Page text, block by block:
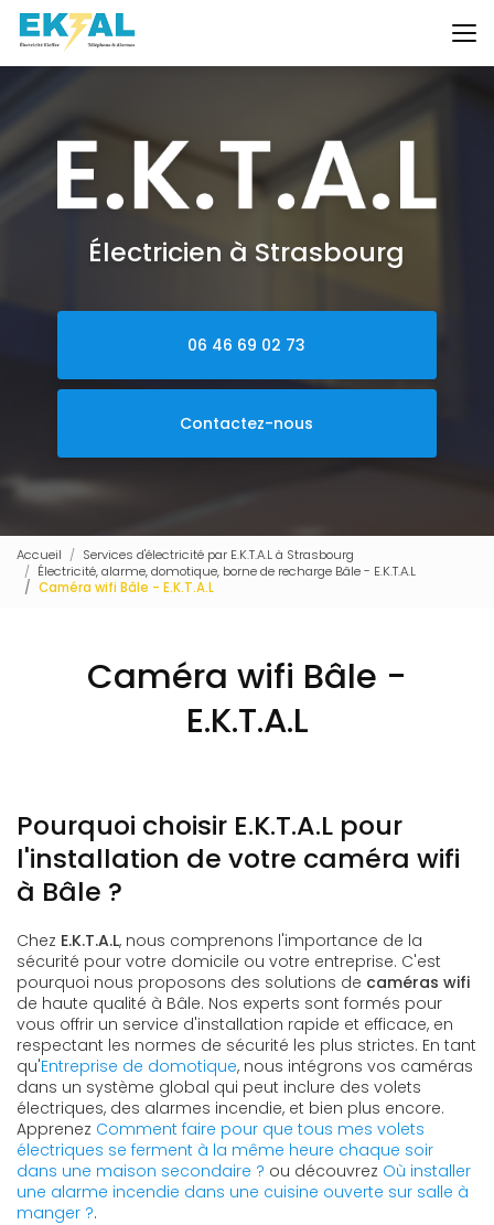
Aller
au
contenu
principal
Électricien à Strasbourg
06 46 69 02 73
Contactez-nous
Accueil
Services d'électricité par E.K.T.A.L à Strasbourg
Électricité, alarme, domotique, borne de recharge Bâle - E.K.T.A.L
Caméra wifi Bâle - E.K.T.A.L
Caméra wifi Bâle -
E.K.T.A.L
Pourquoi choisir E.K.T.A.L pour
l'installation de votre caméra wifi
à Bâle ?
Chez E.K.T.A.L, nous comprenons l'importance de la
sécurité pour votre domicile ou votre entreprise. C'est
pourquoi nous proposons des solutions de caméras wifi
de haute qualité à Bâle. Nos experts sont formés pour
vous offrir un service d'installation rapide et efficace, en
respectant les normes de sécurité les plus strictes. En tant
qu'Entreprise de domotique, nous intégrons vos caméras
dans un système global qui peut inclure des volets
électriques, des alarmes incendie, et bien plus encore.
Apprenez Comment faire pour que tous mes volets
électriques se ferment à la même heure chaque soir
dans une maison secondaire ? ou découvrez Où installer
une alarme incendie dans une cuisine ouverte sur salle à
manger ?.